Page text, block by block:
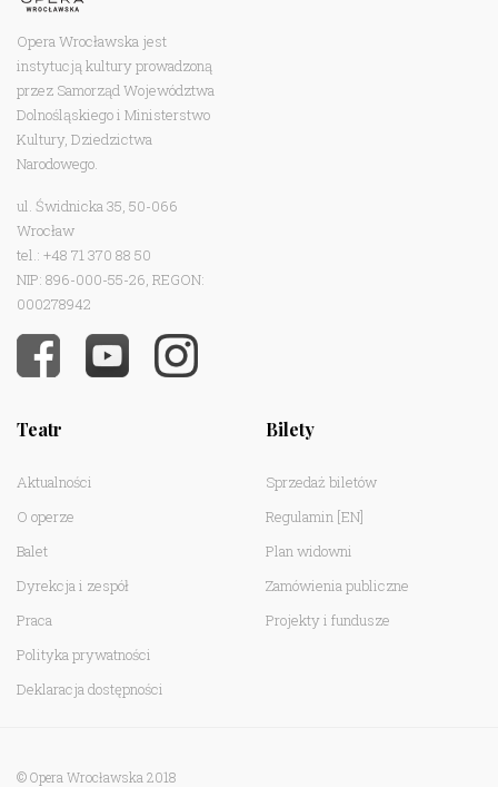
Opera Wrocławska jest
instytucją kultury prowadzoną
przez Samorząd Województwa
Dolnośląskiego i Ministerstwo
Kultury, Dziedzictwa
Narodowego.
ul. Świdnicka 35, 50-066
Wrocław
tel.: +48 71 370 88 50
NIP: 896-000-55-26, REGON:
000278942
Teatr
Aktualności
O operze
Balet
Dyrekcja i zespół
Praca
Polityka prywatności
Deklaracja dostępności
Bilety
Sprzedaż biletów
Regulamin [EN]
Plan widowni
Zamówienia publiczne
Projekty i fundusze
© Opera Wrocławska 2018